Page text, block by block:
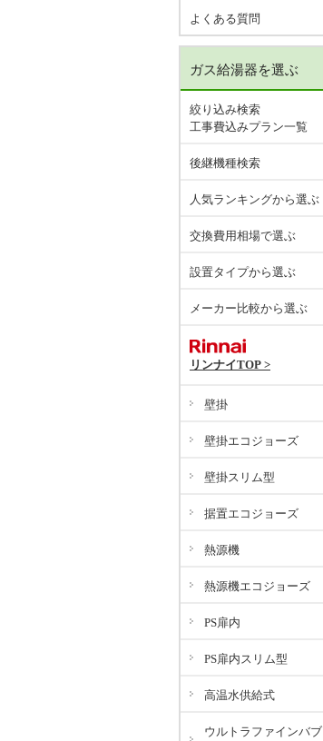
よくある質問
ガス給湯器を選ぶ
絞り込み検索
工事費込みプラン一覧
後継機種検索
人気ランキングから選ぶ
交換費用相場で選ぶ
設置タイプから選ぶ
メーカー比較から選ぶ
リンナイTOP >
壁掛
壁掛エコジョーズ
壁掛スリム型
据置エコジョーズ
熱源機
熱源機エコジョーズ
PS扉内
PS扉内スリム型
高温水供給式
ウルトラファインバブ